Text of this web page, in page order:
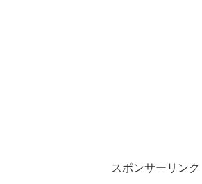
スポンサーリンク